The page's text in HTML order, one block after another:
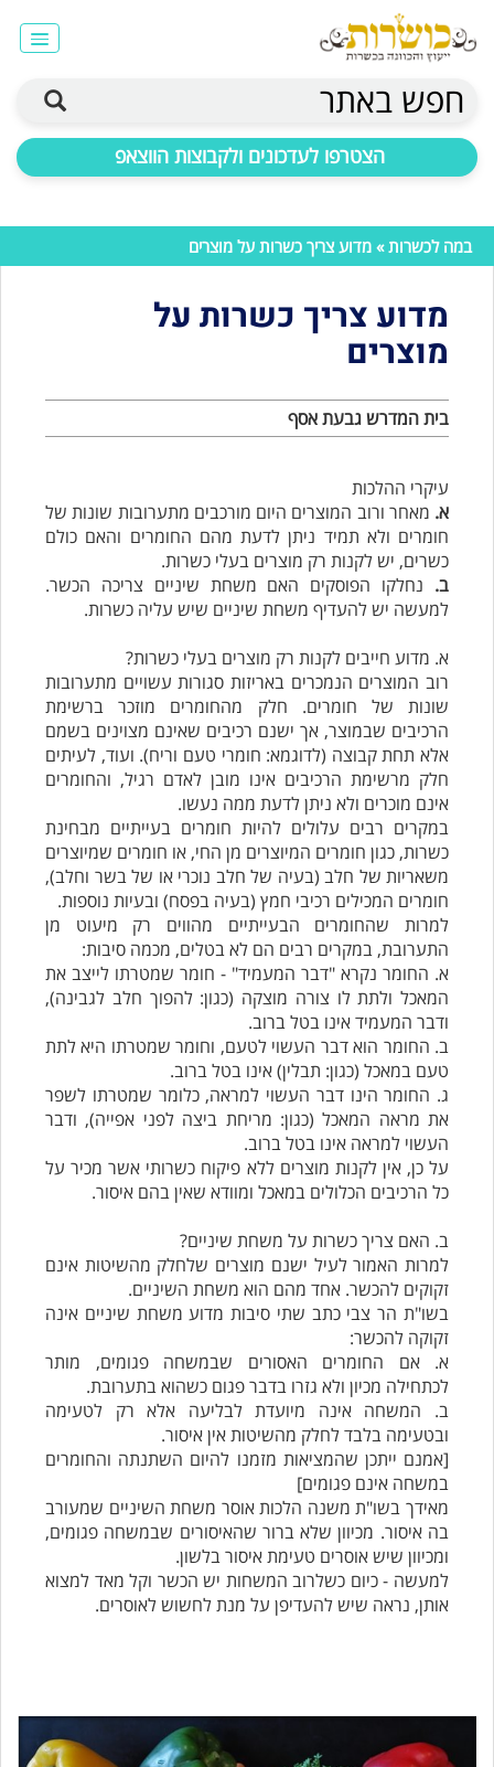
חפש באתר
הצטרפו לעדכונים ולקבוצות הווצאפ
במה לכשרות» מדוע צריך כשרות על מוצרים
מדוע צריך כשרות על
מוצרים
בית המדרש גבעת אסף
עיקרי ההלכות
א. מאחר ורוב המוצרים היום מורכבים מתערובות שונות של
חומרים ולא תמיד ניתן לדעת מהם החומרים והאם כולם
כשרים, יש לקנות רק מוצרים בעלי כשרות.
ב. נחלקו הפוסקים האם משחת שיניים צריכה הכשר.
למעשה יש להעדיף משחת שיניים שיש עליה כשרות.
א. מדוע חייבים לקנות רק מוצרים בעלי כשרות?
רוב המוצרים הנמכרים באריזות סגורות עשויים מתערובות
שונות של חומרים. חלק מהחומרים מוזכר ברשימת
הרכיבים שבמוצר, אך ישנם רכיבים שאינם מצוינים בשמם
אלא תחת קבוצה (לדוגמא: חומרי טעם וריח). ועוד, לעיתים
חלק מרשימת הרכיבים אינו מובן לאדם רגיל, והחומרים
אינם מוכרים ולא ניתן לדעת ממה נעשו.
במקרים רבים עלולים להיות חומרים בעייתיים מבחינת
כשרות, כגון חומרים המיוצרים מן החי, או חומרים שמיוצרים
משאריות של חלב (בעיה של חלב נוכרי או של בשר וחלב),
חומרים המכילים רכיבי חמץ (בעיה בפסח) ובעיות נוספות.
למרות שהחומרים הבעייתיים מהווים רק מיעוט מן
התערובת, במקרים רבים הם לא בטלים, מכמה סיבות:
א. החומר נקרא "דבר המעמיד" - חומר שמטרתו לייצב את
המאכל ולתת לו צורה מוצקה (כגון: להפוך חלב לגבינה),
ודבר המעמיד אינו בטל ברוב.
ב. החומר הוא דבר העשוי לטעם, וחומר שמטרתו היא לתת
טעם במאכל (כגון: תבלין) אינו בטל ברוב.
ג. החומר הינו דבר העשוי למראה, כלומר שמטרתו לשפר
את מראה המאכל (כגון: מריחת ביצה לפני אפייה), ודבר
העשוי למראה אינו בטל ברוב.
על כן, אין לקנות מוצרים ללא פיקוח כשרותי אשר מכיר על
כל הרכיבים הכלולים במאכל ומוודא שאין בהם איסור.
ב. האם צריך כשרות על משחת שיניים?
למרות האמור לעיל ישנם מוצרים שלחלק מהשיטות אינם
זקוקים להכשר. אחד מהם הוא משחת השיניים.
בשו"ת הר צבי כתב שתי סיבות מדוע משחת שיניים אינה
זקוקה להכשר:
א. אם החומרים האסורים שבמשחה פגומים, מותר
לכתחילה מכיון ולא גזרו בדבר פגום כשהוא בתערובת.
ב. המשחה אינה מיועדת לבליעה אלא רק לטעימה
ובטעימה בלבד לחלק מהשיטות אין איסור.
[אמנם ייתכן שהמציאות מזמנו להיום השתנתה והחומרים
במשחה אינם פגומים]
מאידך בשו"ת משנה הלכות אוסר משחת השיניים שמעורב
בה איסור. מכיוון שלא ברור שהאיסורים שבמשחה פגומים,
ומכיוון שיש אוסרים טעימת איסור בלשון.
למעשה - כיום כשלרוב המשחות יש הכשר וקל מאד למצוא
אותן, נראה שיש להעדיפן על מנת לחשוש לאוסרים.